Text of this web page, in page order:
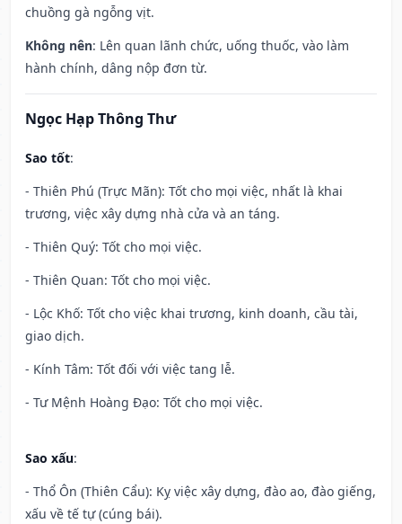
chuồng gà ngỗng vịt.
Không nên: Lên quan lãnh chức, uống thuốc, vào làm
hành chính, dâng nộp đơn từ.
Ngọc Hạp Thông Thư
Sao tốt:
- Thiên Phú (Trực Mãn): Tốt cho mọi việc, nhất là khai
trương, việc xây dựng nhà cửa và an táng.
- Thiên Quý: Tốt cho mọi việc.
- Thiên Quan: Tốt cho mọi việc.
- Lộc Khố: Tốt cho việc khai trương, kinh doanh, cầu tài,
giao dịch.
- Kính Tâm: Tốt đối với việc tang lễ.
- Tư Mệnh Hoàng Đạo: Tốt cho mọi việc.
Sao xấu:
- Thổ Ôn (Thiên Cẩu): Kỵ việc xây dựng, đào ao, đào giếng,
xấu về tế tự (cúng bái).